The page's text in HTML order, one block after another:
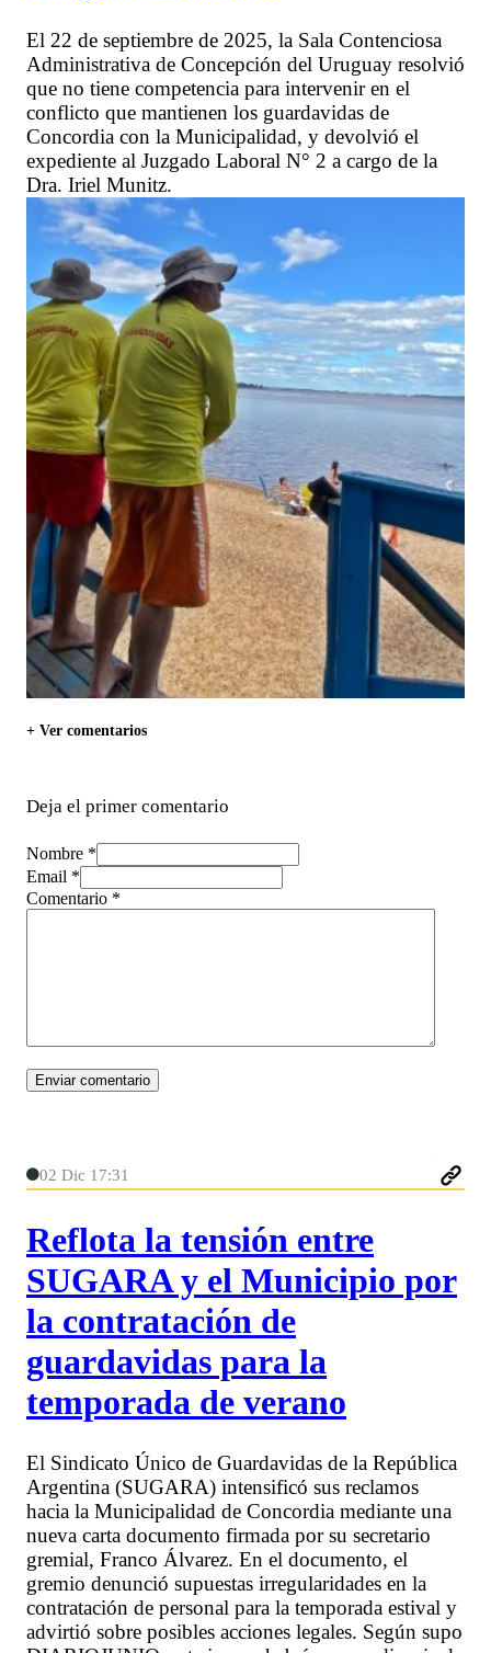
El 22 de septiembre de 2025, la Sala Contenciosa
Administrativa de Concepción del Uruguay resolvió
que no tiene competencia para intervenir en el
conflicto que mantienen los guardavidas de
Concordia con la Municipalidad, y devolvió el
expediente al Juzgado Laboral N° 2 a cargo de la
Dra. Iriel Munitz.
+ Ver comentarios
Deja el primer comentario
Nombre *
Email *
Comentario *
02 Dic 17:31
Reflota la tensión entre
SUGARA y el Municipio por
la contratación de
guardavidas para la
temporada de verano
El Sindicato Único de Guardavidas de la República
Argentina (SUGARA) intensificó sus reclamos
hacia la Municipalidad de Concordia mediante una
nueva carta documento firmada por su secretario
gremial, Franco Álvarez. En el documento, el
gremio denunció supuestas irregularidades en la
contratación de personal para la temporada estival y
advirtió sobre posibles acciones legales. Según supo